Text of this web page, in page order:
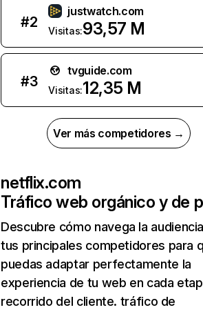
#2
justwatch.com
Visitas:93,57 M
#3
tvguide.com
Visitas:12,35 M
Ver más competidores →
netflix.com
Tráfico web orgánico y de
Descubre cómo navega la
tus principales competidores para
puedas adaptar perfectamente la
experiencia de tu web en cada
recorrido del cliente. tráfico de